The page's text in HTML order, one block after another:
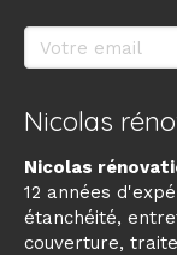
Votre email
Nicolas
Nicolas
12 années
étanchéité,
couverture,